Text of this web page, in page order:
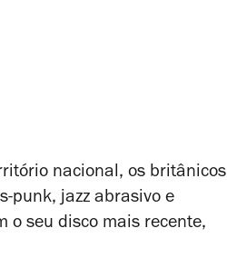
nacional, os britânicos
punk, jazz abrasivo e
o seu disco mais recente,